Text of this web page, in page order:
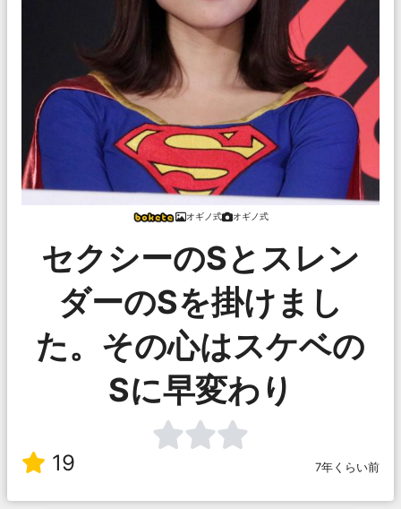
オギノ式 オギノ式
セクシーのSとスレン
ダーのSを掛けまし
た。その心はスケベの
Sに早変わり
19 7年くらい前